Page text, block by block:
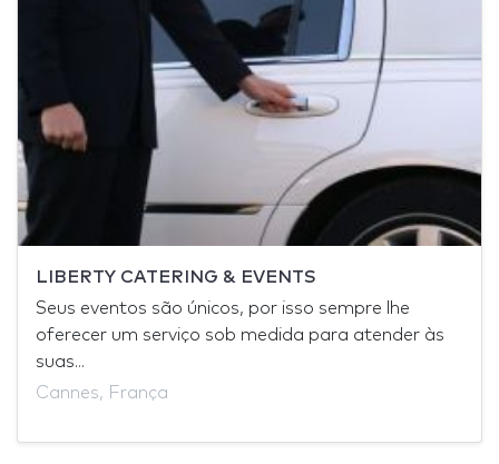
LIBERTY CATERING & EVENTS
Seus eventos são únicos, por isso sempre lhe
oferecer um serviço sob medida para atender às
suas...
Cannes, França